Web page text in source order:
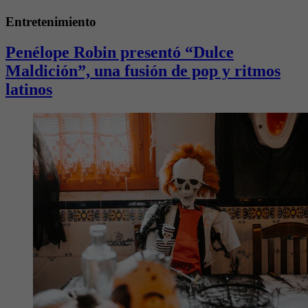
Entretenimiento
Penélope Robin presentó “Dulce
Maldición”, una fusión de pop y ritmos
latinos